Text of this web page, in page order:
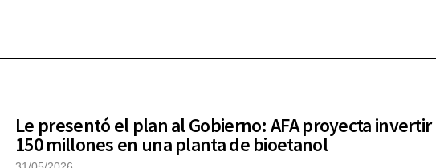
Le presentó el plan al Gobierno: AFA proyecta invertir
150 millones en una planta de bioetanol